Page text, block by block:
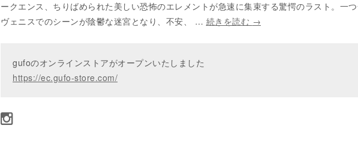
ークエンス、ちりばめられた美しい恐怖のエレメントが急速に集束する驚愕のラスト。一
ヴェニスでのシーンが陰鬱な迷宮となり、不安、 … 続きを読む →
gufoのオンラインストアがオープンいたしました
https://ec.gufo-store.com/